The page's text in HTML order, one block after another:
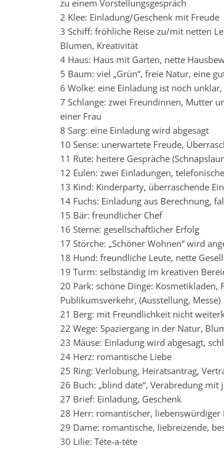
zu einem Vorstellungsgespräch
2 Klee: Einladung/Geschenk mit Freude
3 Schiff: fröhliche Reise zu/mit netten
Blumen, Kreativität
4 Haus: Haus mit Garten, nette
5 Baum: viel „Grün“, freie Natur, eine
6 Wolke: eine Einladung ist noch
7 Schlange: zwei Freundinnen, Mutter
einer Frau
8 Sarg: eine Einladung wird abgesagt
10 Sense: unerwartete Freude,
11 Rute: heitere Gespräche
12 Eulen: zwei Einladungen,
13 Kind: Kinderparty, überraschende
14 Fuchs: Einladung aus Berechnung,
15 Bär: freundlicher Chef
16 Sterne: gesellschaftlicher Erfolg
17 Störche: „Schöner Wohnen“ wird
18 Hund: freundliche Leute, nette
19 Turm: selbständig im kreativen
20 Park: schöne Dinge:
Publikumsverkehr, (Ausstellung, Messe)
21 Berg: mit Freundlichkeit nicht
22 Wege: Spaziergang in der Natur,
23 Mäuse: Einladung wird abgesagt,
24 Herz: romantische Liebe
25 Ring: Verlobung, Heiratsantrag,
26 Buch: „blind date“, Verabredung mit
27 Brief: Einladung, Geschenk
28 Herr: romantischer, liebenswürdiger
29 Dame: romantische, liebreizende,
30 Lilie: Téte-a-téte